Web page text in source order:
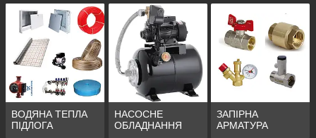
ИЕ
ВОДЯНА ТЕПЛА
ПІДЛОГА
НАСОСНЕ
ОБЛАДНАННЯ
ЗАПІРНА
АРМАТУРА